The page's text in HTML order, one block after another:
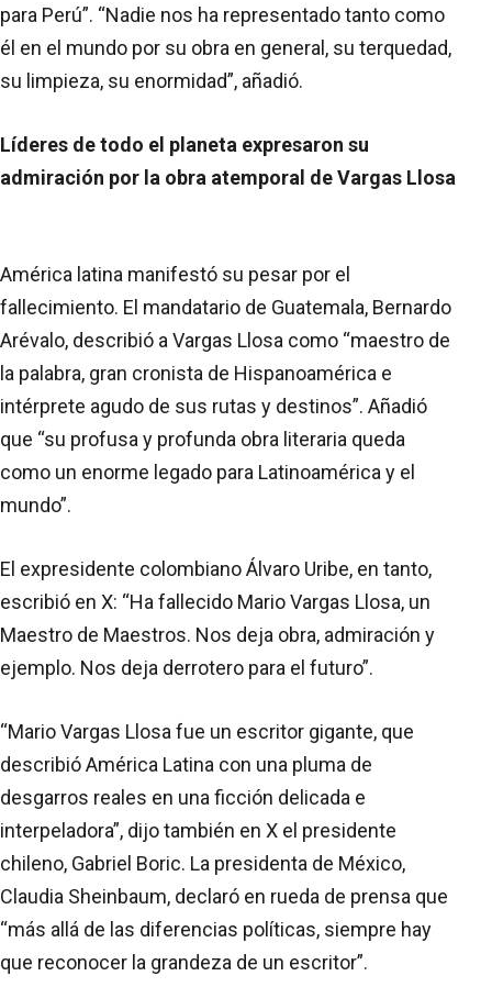
para Perú”. “Nadie nos ha representado tanto como
él en el mundo por su obra en general, su terquedad,
su limpieza, su enormidad”, añadió.
Líderes de todo el planeta expresaron su
admiración por la obra atemporal de Vargas Llosa
América latina manifestó su pesar por el
fallecimiento. El mandatario de Guatemala, Bernardo
Arévalo, describió a Vargas Llosa como “maestro de
la palabra, gran cronista de Hispanoamérica e
intérprete agudo de sus rutas y destinos”. Añadió
que “su profusa y profunda obra literaria queda
como un enorme legado para Latinoamérica y el
mundo”.
El expresidente colombiano Álvaro Uribe, en tanto,
escribió en X: “Ha fallecido Mario Vargas Llosa, un
Maestro de Maestros. Nos deja obra, admiración y
ejemplo. Nos deja derrotero para el futuro”.
“Mario Vargas Llosa fue un escritor gigante, que
describió América Latina con una pluma de
desgarros reales en una ficción delicada e
interpeladora”, dijo también en X el presidente
chileno, Gabriel Boric. La presidenta de México,
Claudia Sheinbaum, declaró en rueda de prensa que
“más allá de las diferencias políticas, siempre hay
que reconocer la grandeza de un escritor”.